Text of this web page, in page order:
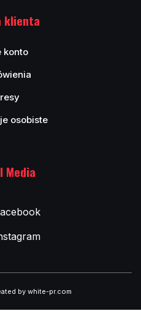
klienta
konto
osobiste
Media
by white-pr.com